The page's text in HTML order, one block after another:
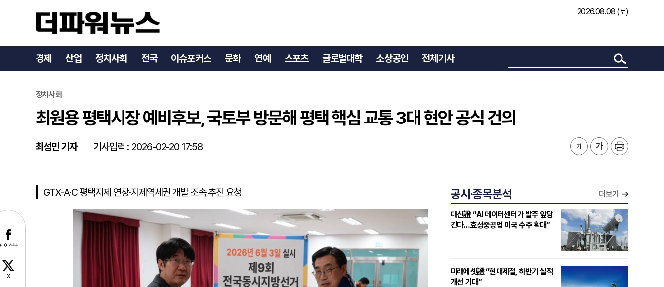
2026.08.08 (토)
경제 산업 정치사회 전국 이슈포커스 문화 연예 스포츠 글로벌대학 소상공인 전체기사
최원용 평택시장 예비후보, 국토부 방문해 평택 핵심 교통 3대 현안 공식 건의
이스북
X
정치사회
최원용 평택시장 예비후보, 국토부 방문해 평택 핵심 교통 3대 현안 공식 건의
최성민 기자 기사입력 : 2026-02-20 17:58
GTX-A·C 평택지제 연장·지제역세권 개발 조속 추진 요청 공시·종목분석 더보기
대신證 “AI 데이터센터가 발주 앞당
긴다…효성중공업 미국 수주 확대”
미래에셋證 “현대제철, 하반기 실적
개선 기대”